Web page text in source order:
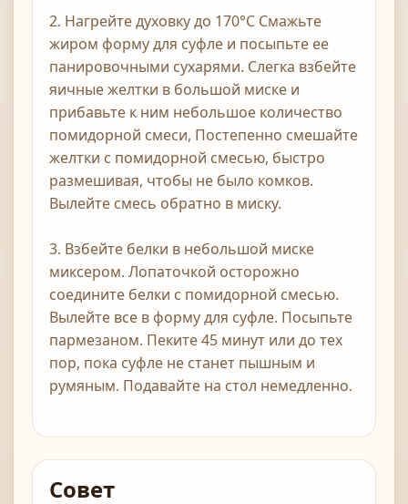
2. Нагрейте духовку до 170°С Смажьте
жиром форму для суфле и посыпьте ее
панировочными сухарями. Слегка взбейте
яичные желтки в большой миске и
прибавьте к ним небольшое количество
помидорной смеси, Постепенно смешайте
желтки с помидорной смесью, быстро
размешивая, чтобы не было комков.
Вылейте смесь обратно в миску.
3. Взбейте белки в небольшой миске
миксером. Лопаточкой осторожно
соедините белки с помидорной смесью.
Вылейте все в форму для суфле. Посыпьте
пармезаном. Пеките 45 минут или до тех
пор, пока суфле не станет пышным и
румяным. Подавайте на стол немедленно.
Совет